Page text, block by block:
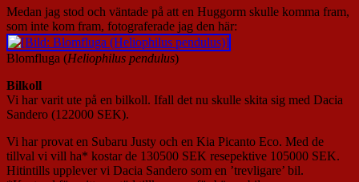
Medan jag stod och väntade på att en Huggorm skulle komma fram,
som inte kom fram, fotograferade jag den här:
Blomfluga (Heliophilus pendulus)
Bilkoll
Vi har varit ute på en bilkoll. Ifall det nu skulle skita sig med Dacia
Sandero (122000 SEK).
Vi har provat en Subaru Justy och en Kia Picanto Eco. Med de
tillval vi vill ha* kostar de 130500 SEK resepektive 105000 SEK.
Hitintills upplever vi Dacia Sandero som en ’trevligare’ bil.